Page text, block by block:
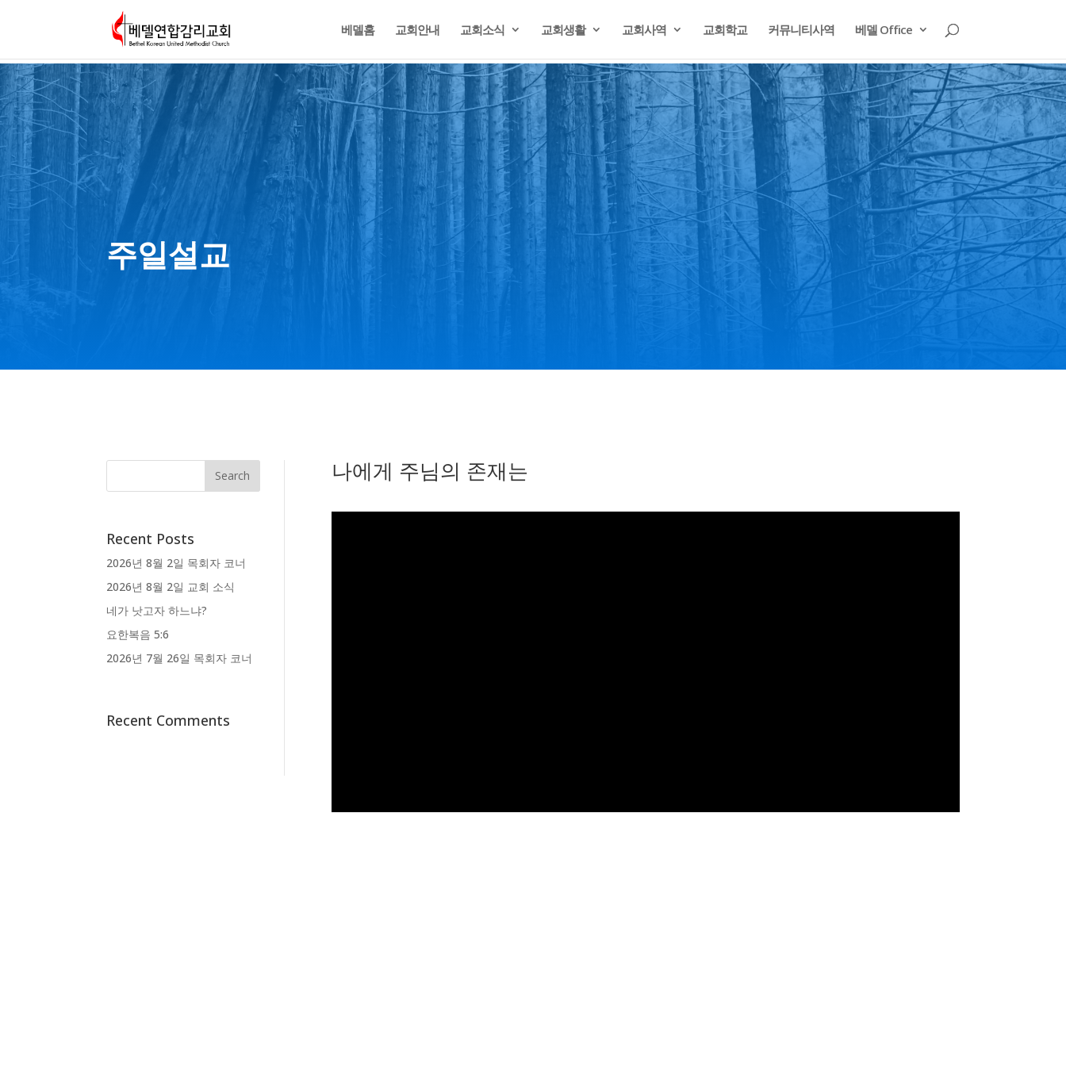
베델홈 교회안내 교회소식 교회생활 교회사역 교회학교 커뮤니티사역 베델 Office
주일설교
Recent Posts
2026년 8월 2일 목회자 코너
2026년 8월 2일 교회 소식
네가 낫고자 하느냐?
요한복음 5:6
2026년 7월 26일 목회자 코너
Recent Comments
나에게 주님의 존재는